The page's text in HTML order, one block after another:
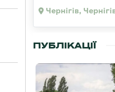
Чернігів,
ПУБЛІКАЦІЇ